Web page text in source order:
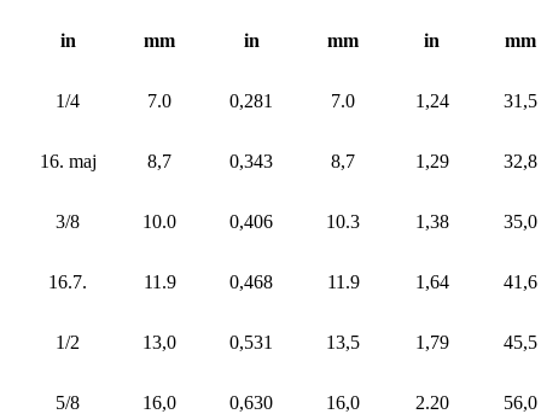
in mm in mm in mm
1/4 7.0 0,281 7.0 1,24 31,5
16. maj 8,7 0,343 8,7 1,29 32,8
3/8 10.0 0,406 10.3 1,38 35,0
16.7. 11.9 0,468 11.9 1,64 41,6
1/2 13,0 0,531 13,5 1,79 45,5
5/8 16,0 0,630 16,0 2.20 56,0